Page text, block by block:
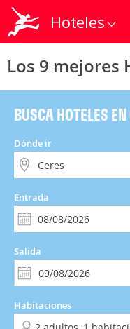
Hoteles
Los 9 mejores
BUSCA HOTELES EN
Dónde ir
Entrada
Salida
Habitaciones